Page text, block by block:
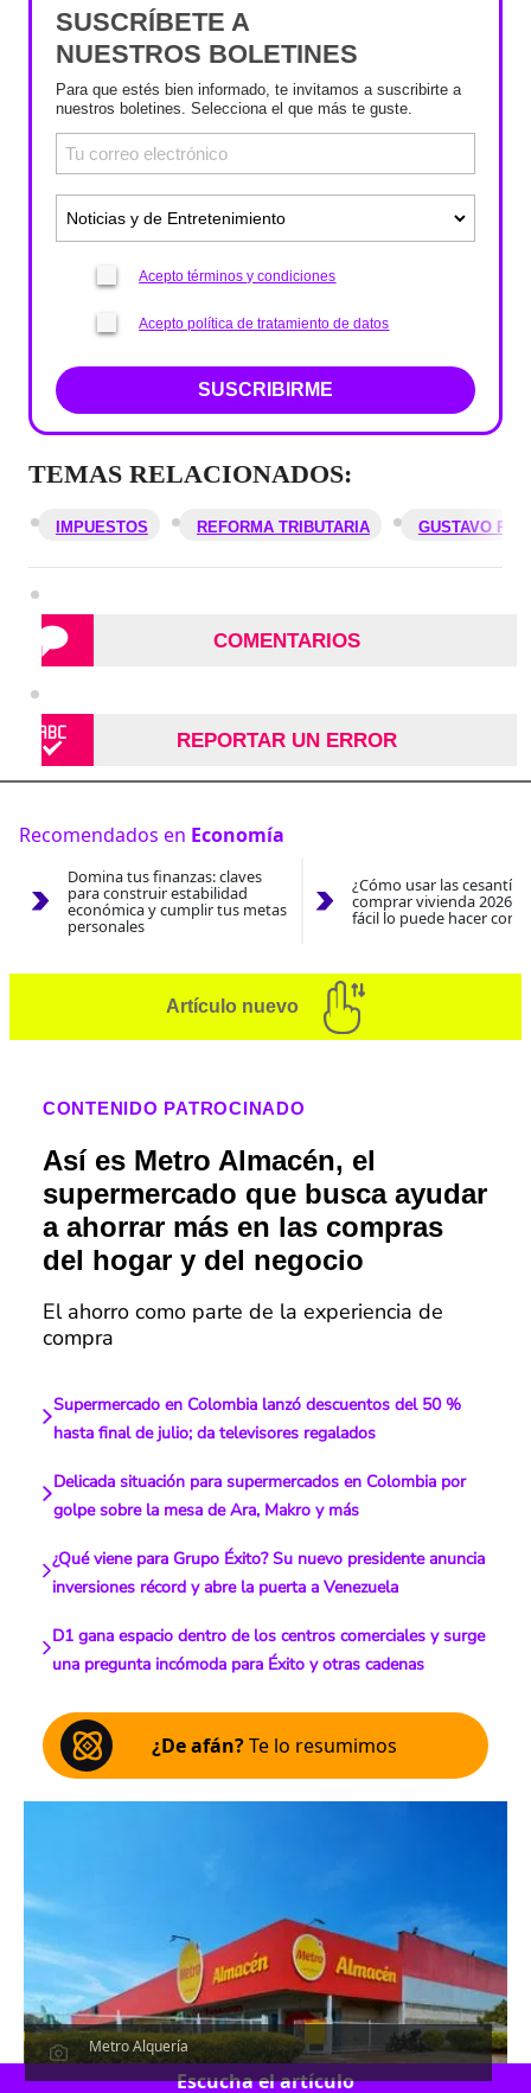
SUSCRÍBETE A
NUESTROS BOLETINES
Para que estés bien informado, te invitamos a suscribirte a
nuestros boletines. Selecciona el que más te guste.
Acepto términos y condiciones
Acepto política de tratamiento de datos
SUSCRIBIRME
TEMAS RELACIONADOS:
IMPUESTOS REFORMA TRIBUTARIA GUSTAVO
COMENTARIOS
REPORTAR UN ERROR
Recomendados en Economía
Domina tus finanzas: claves
para construir estabilidad
económica y cumplir tus metas
personales
¿Cómo usar las
comprar vivienda 2026?
fácil lo puede hacer con
Artículo nuevo
CONTENIDO PATROCINADO
Así es Metro Almacén, el
supermercado que busca ayudar
a ahorrar más en las compras
del hogar y del negocio
El ahorro como parte de la experiencia de
compra
Supermercado en Colombia lanzó descuentos del 50 %
hasta final de julio; da televisores regalados
Delicada situación para supermercados en Colombia por
golpe sobre la mesa de Ara, Makro y más
¿Qué viene para Grupo Éxito? Su nuevo presidente anuncia
inversiones récord y abre la puerta a Venezuela
D1 gana espacio dentro de los centros comerciales y surge
una pregunta incómoda para Éxito y otras cadenas
¿De afán?Te lo resumimos
Metro Alquería
Escucha el artículo